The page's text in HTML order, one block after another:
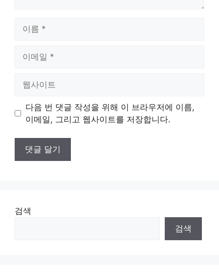
트
다음 번 댓글 작성을 위해 이 브라우저에 이름,
이메일, 그리고 웹사이트를 저장합니다.
검색
검색